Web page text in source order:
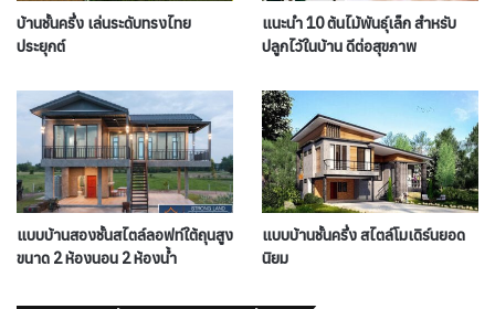
บ้านชั้นครึ่ง เล่นระดับทรงไทย
ประยุกต์
แนะนำ 10 ต้นไม้พันธุ์เล็ก สำหรับ
ปลูกไว้ในบ้าน ดีต่อสุขภาพ
แบบบ้านสองชั้นสไตล์ลอฟท์ใต้ถุนสูง
ขนาด 2 ห้องนอน 2 ห้องน้ำ
แบบบ้านชั้นครึ่ง สไตล์โมเดิร์นยอด
นิยม